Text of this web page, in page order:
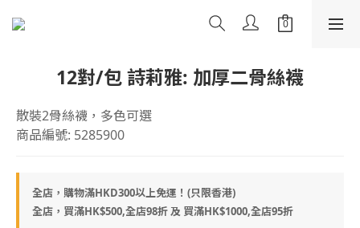
12對/包 詩莉雅: 加厚二骨絲襪
散裝2骨絲襪，多色可選
商品編號: 5285900
全店，購物滿HKD300以上免運！(只限香港)
全店，買滿HK$500,全店98折 及 買滿HK$1000,全店95折